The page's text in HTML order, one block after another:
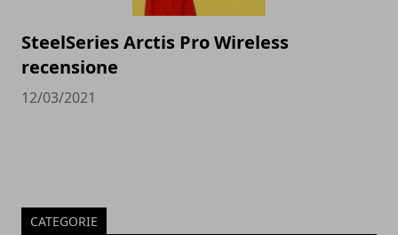
SteelSeries Arctis Pro Wireless
recensione
12/03/2021
CATEGORIE